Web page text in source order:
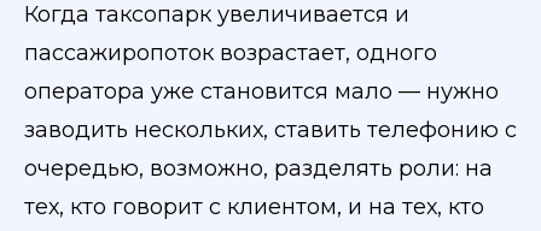
Когда таксопарк увеличивается и
пассажиропоток возрастает, одного
оператора уже становится мало — нужно
заводить нескольких, ставить телефонию с
очередью, возможно, разделять роли: на
тех, кто говорит с клиентом, и на тех, кто